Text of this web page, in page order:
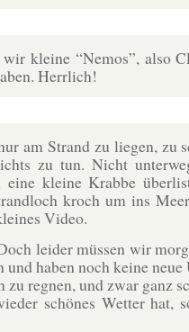
kleine “Nemos”, also
Herrlich!
am Strand zu liegen, zu
zu tun. Nicht
eine kleine Krabbe
kroch um ins
Video.
leider müssen wir
und haben noch keine
zu regnen, und zwar ganz
schönes Wetter hat,